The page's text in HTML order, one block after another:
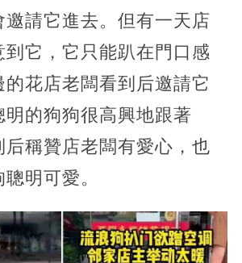
請它進去。但有一天店
它，它只能趴在門口感
的花店老闆看到后邀請它
的狗狗很高興地跟著
后稱贊店老闆有愛心，也
明可愛。